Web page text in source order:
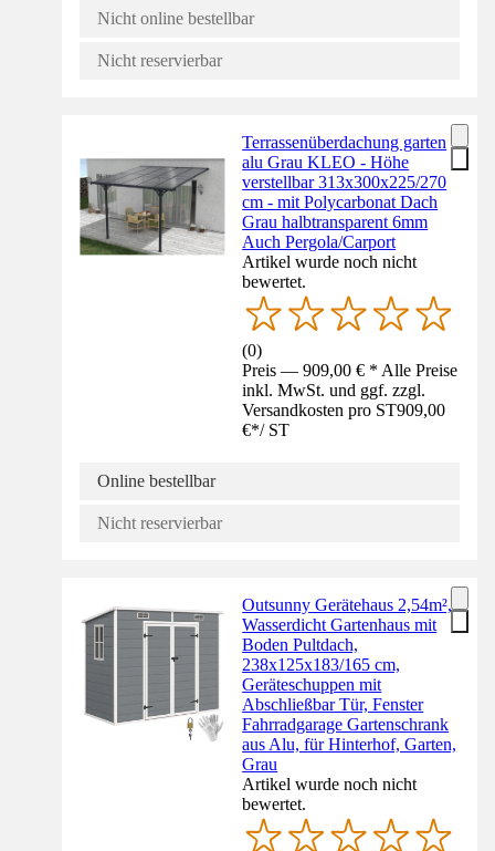
Nicht online bestellbar
Nicht reservierbar
Terrassenüberdachung garten
alu Grau KLEO - Höhe
verstellbar 313x300x225/270
cm - mit Polycarbonat Dach
Grau halbtransparent 6mm
Auch Pergola/Carport
Artikel wurde noch nicht
bewertet.
(0)
Preis — 909,00 € * Alle Preise
inkl. MwSt. und ggf. zzgl.
Versandkosten pro ST909,00
€*/ ST
Online bestellbar
Nicht reservierbar
Outsunny Gerätehaus 2,54m²,
Wasserdicht Gartenhaus mit
Boden Pultdach,
238x125x183/165 cm,
Geräteschuppen mit
Abschließbar Tür, Fenster
Fahrradgarage Gartenschrank
aus Alu, für Hinterhof, Garten,
Grau
Artikel wurde noch nicht
bewertet.